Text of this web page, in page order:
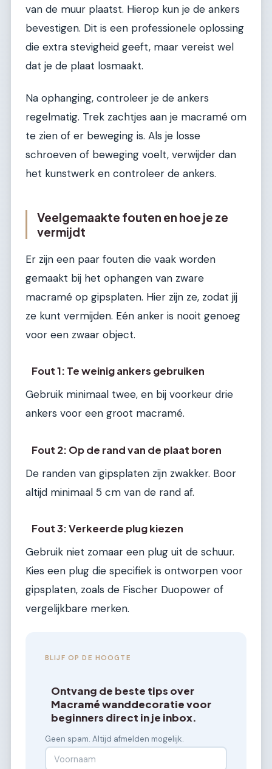
van de muur plaatst. Hierop kun je de ankers
bevestigen. Dit is een professionele oplossing
die extra stevigheid geeft, maar vereist wel
dat je de plaat losmaakt.
Na ophanging, controleer je de ankers
regelmatig. Trek zachtjes aan je macramé om
te zien of er beweging is. Als je losse
schroeven of beweging voelt, verwijder dan
het kunstwerk en controleer de ankers.
Veelgemaakte fouten en hoe je ze
vermijdt
Er zijn een paar fouten die vaak worden
gemaakt bij het ophangen van zware
macramé op gipsplaten. Hier zijn ze, zodat jij
ze kunt vermijden. Eén anker is nooit genoeg
voor een zwaar object.
Fout 1: Te weinig ankers gebruiken
Gebruik minimaal twee, en bij voorkeur drie
ankers voor een groot macramé.
Fout 2: Op de rand van de plaat boren
De randen van gipsplaten zijn zwakker. Boor
altijd minimaal 5 cm van de rand af.
Fout 3: Verkeerde plug kiezen
Gebruik niet zomaar een plug uit de schuur.
Kies een plug die specifiek is ontworpen voor
gipsplaten, zoals de Fischer Duopower of
vergelijkbare merken.
BLIJF OP DE HOOGTE
Ontvang de beste tips over
Macramé wanddecoratie voor
beginners direct in je inbox.
Geen spam. Altijd afmelden mogelijk.